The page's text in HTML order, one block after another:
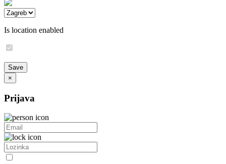
Is location enabled
×
Prijava